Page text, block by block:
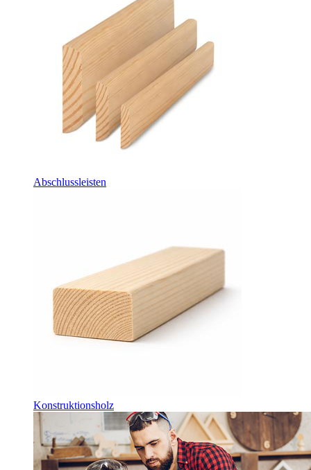
Abschlussleisten
Konstruktionsholz